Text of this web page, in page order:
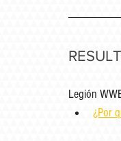
Legión
¿Por